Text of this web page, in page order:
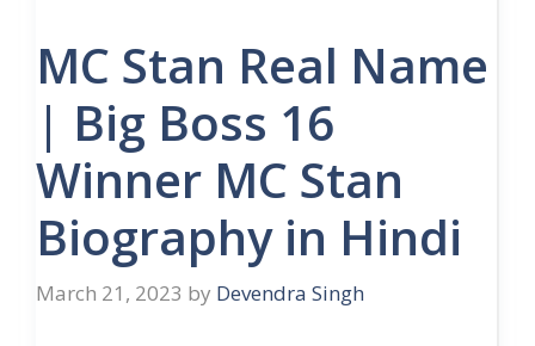
MC Stan Real Name
| Big Boss 16
Winner MC Stan
Biography in Hindi
March 21, 2023 by Devendra Singh